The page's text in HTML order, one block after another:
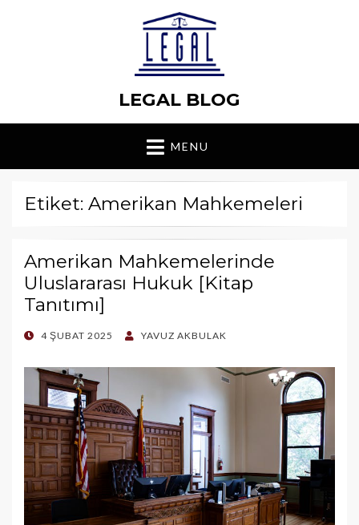
LEGAL BLOG
MENU
Etiket: Amerikan Mahkemeleri
Amerikan Mahkemelerinde
Uluslararası Hukuk [Kitap
Tanıtımı]
POSTED
4 ŞUBAT 2025 YAVUZ AKBULAK